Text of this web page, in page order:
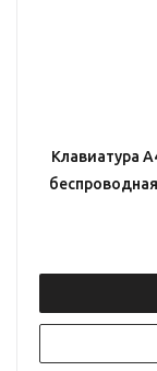
Клавиатура